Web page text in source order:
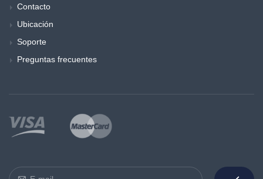
Contacto
Ubicación
Soporte
Preguntas frecuentes